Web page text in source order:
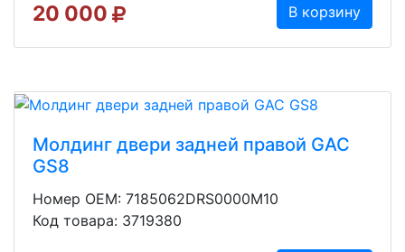
20 000 В корзину
Молдинг двери задней правой GAC
GS8
Номер OEM: 7185062DRS0000M10
Код товара: 3719380